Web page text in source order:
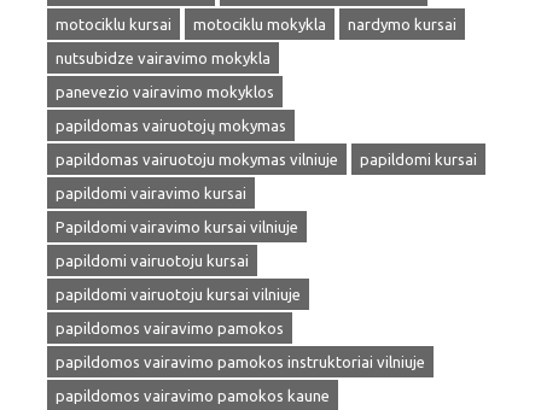
motociklu kursai
motociklu mokykla
nardymo kursai
nutsubidze vairavimo mokykla
panevezio vairavimo mokyklos
papildomas vairuotojų mokymas
papildomas vairuotoju mokymas vilniuje
papildomi kursai
papildomi vairavimo kursai
Papildomi vairavimo kursai vilniuje
papildomi vairuotoju kursai
papildomi vairuotoju kursai vilniuje
papildomos vairavimo pamokos
papildomos vairavimo pamokos instruktoriai vilniuje
papildomos vairavimo pamokos kaune